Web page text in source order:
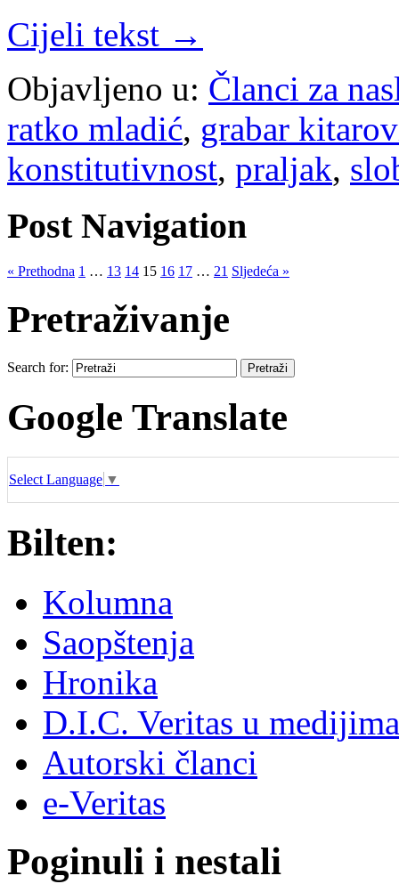
Cijeli tekst →
Objavljeno u: Članci za
ratko mladić, grabar
konstitutivnost, praljak,
Post Navigation
« Prethodna 1 … 13 14 15 16 17 … 21 Sljedeća »
Pretraživanje
Search for:
Google Translate
Select Language ▼
Bilten:
Kolumna
Saopštenja
Hronika
D.I.C. Veritas u medijima
Autorski članci
e-Veritas
Poginuli i nestali